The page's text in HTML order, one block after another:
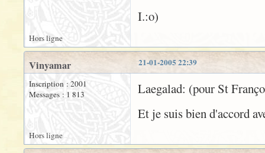
I.:o)
Hors ligne
21-01-2005 22:39
Vinyamar
Inscription : 2001
Messages : 1 813
Laegalad: (pour St
Et je suis bien d'accord
Hors ligne